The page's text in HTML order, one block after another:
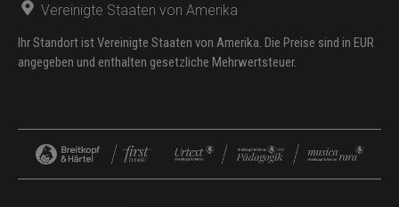
Vereinigte Staaten von Amerika
Ihr Standort ist Vereinigte Staaten von Amerika. Die Preise sind in EUR
angegeben und enthalten gesetzliche Mehrwertsteuer.